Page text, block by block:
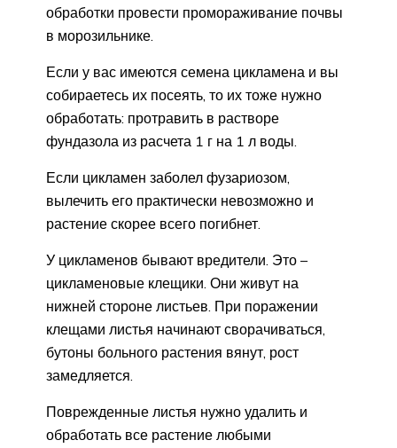
обработки провести промораживание почвы
в морозильнике.
Если у вас имеются семена цикламена и вы
собираетесь их посеять, то их тоже нужно
обработать: протравить в растворе
фундазола из расчета 1 г на 1 л воды.
Если цикламен заболел фузариозом,
вылечить его практически невозможно и
растение скорее всего погибнет.
У цикламенов бывают вредители. Это –
цикламеновые клещики. Они живут на
нижней стороне листьев. При поражении
клещами листья начинают сворачиваться,
бутоны больного растения вянут, рост
замедляется.
Поврежденные листья нужно удалить и
обработать все растение любыми